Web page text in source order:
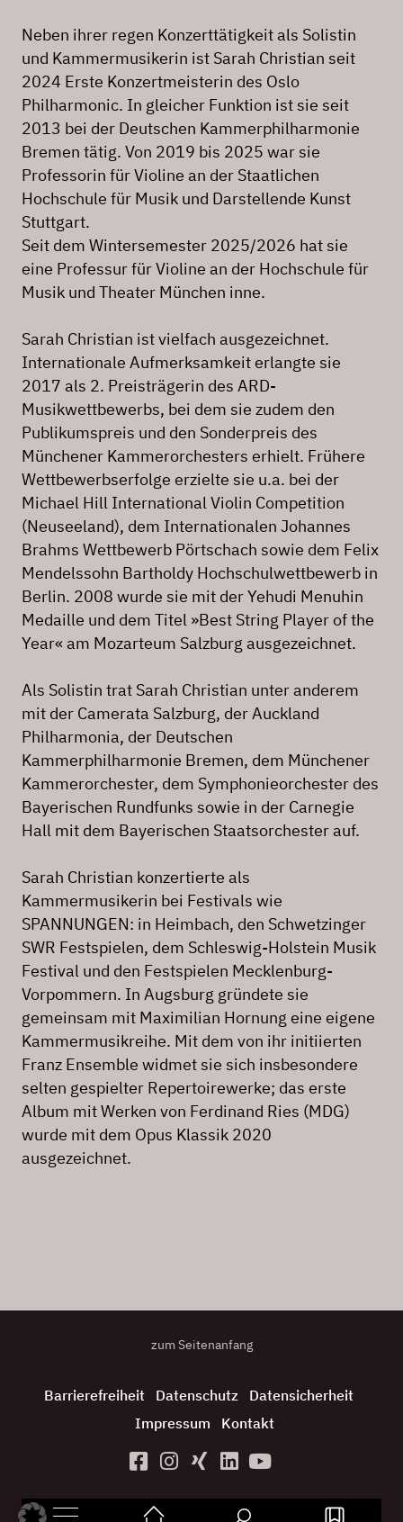
Neben ihrer regen Konzerttätigkeit als Solistin
und Kammermusikerin ist Sarah Christian seit
2024 Erste Konzertmeisterin des Oslo
Philharmonic. In gleicher Funktion ist sie seit
2013 bei der Deutschen Kammerphilharmonie
Bremen tätig. Von 2019 bis 2025 war sie
Professorin für Violine an der Staatlichen
Hochschule für Musik und Darstellende Kunst
Stuttgart.
Seit dem Wintersemester 2025/2026 hat sie
eine Professur für Violine an der Hochschule für
Musik und Theater München inne.
Sarah Christian ist vielfach ausgezeichnet.
Internationale Aufmerksamkeit erlangte sie
2017 als 2. Preisträgerin des ARD-
Musikwettbewerbs, bei dem sie zudem den
Publikumspreis und den Sonderpreis des
Münchener Kammerorchesters erhielt. Frühere
Wettbewerbserfolge erzielte sie u.a. bei der
Michael Hill International Violin Competition
(Neuseeland), dem Internationalen Johannes
Brahms Wettbewerb Pörtschach sowie dem Felix
Mendelssohn Bartholdy Hochschulwettbewerb in
Berlin. 2008 wurde sie mit der Yehudi Menuhin
Medaille und dem Titel »Best String Player of the
Year« am Mozarteum Salzburg ausgezeichnet.
Als Solistin trat Sarah Christian unter anderem
mit der Camerata Salzburg, der Auckland
Philharmonia, der Deutschen
Kammerphilharmonie Bremen, dem Münchener
Kammerorchester, dem Symphonieorchester des
Bayerischen Rundfunks sowie in der Carnegie
Hall mit dem Bayerischen Staatsorchester auf.
Sarah Christian konzertierte als
Kammermusikerin bei Festivals wie
SPANNUNGEN: in Heimbach, den Schwetzinger
SWR Festspielen, dem Schleswig-Holstein Musik
Festival und den Festspielen Mecklenburg-
Vorpommern. In Augsburg gründete sie
gemeinsam mit Maximilian Hornung eine eigene
Kammermusikreihe. Mit dem von ihr initiierten
Franz Ensemble widmet sie sich insbesondere
selten gespielter Repertoirewerke; das erste
Album mit Werken von Ferdinand Ries (MDG)
wurde mit dem Opus Klassik 2020
ausgezeichnet.
zum Seitenanfang
Barrierefreiheit Datenschutz
Datensicherheit
Impressum
Kontakt